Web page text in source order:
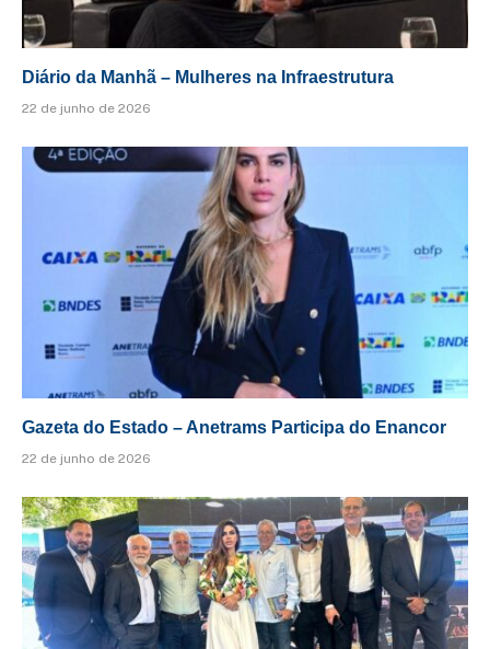
Diário da Manhã – Mulheres na Infraestrutura
22 de junho de 2026
Gazeta do Estado – Anetrams Participa do Enancor
22 de junho de 2026